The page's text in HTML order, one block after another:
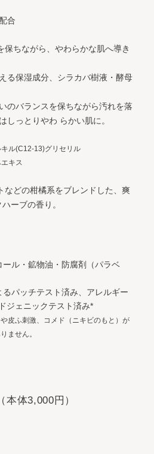
合
保ちながら、やわらかな肌へ導き
る保湿成分、シラカバ樹液・酵母
のバランスを保ちながら汚れを落
しっとりやわ らかい肌に。
ル(C12-13)グリセリル
キス
などの柑橘系をブレンドした、爽
ーブの香り。
ル・鉱物油・防腐剤（パラベ
パッチテスト済み、アレルギー
ジェニックテスト済み*
皮ふ刺激、コメド（ニキビのもと）が
ません。
体3,000円）